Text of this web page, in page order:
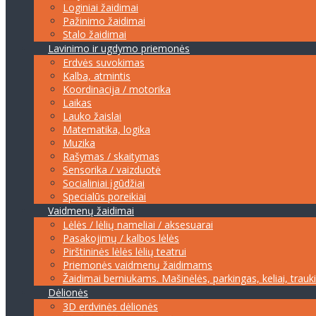
Loginiai žaidimai
Pažinimo žaidimai
Stalo žaidimai
Lavinimo ir ugdymo priemonės
Erdvės suvokimas
Kalba, atmintis
Koordinacija / motorika
Laikas
Lauko žaislai
Matematika, logika
Muzika
Rašymas / skaitymas
Sensorika / vaizduotė
Socialiniai įgūdžiai
Specialūs poreikiai
Vaidmenų žaidimai
Lėlės / lėlių nameliai / aksesuarai
Pasakojimų / kalbos lėlės
Pirštininės lėlės lėlių teatrui
Priemonės vaidmenų žaidimams
Žaidimai berniukams. Mašinėlės, parkingas, keliai,
Dėlionės
3D erdvinės dėlionės